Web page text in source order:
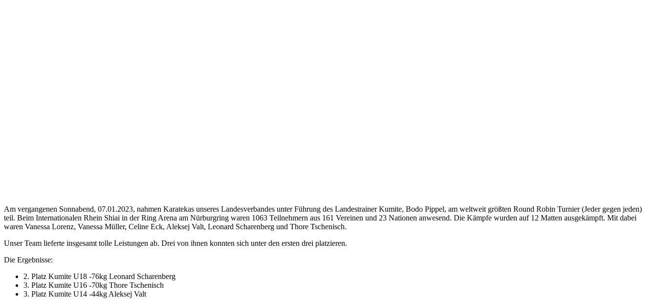
Am vergangenen Sonnabend, 07.01.2023, nahmen Karatekas unseres Landesverbandes unter Führung des Landestrainer Kumite, Bodo Pippel, am weltweit größten Round Robin Turnier (Jeder gegen jeden)
teil. Beim Internationalen Rhein Shiai in der Ring Arena am Nürburgring waren 1063 Teilnehmern aus 161 Vereinen und 23 Nationen anwesend. Die Kämpfe wurden auf 12 Matten ausgekämpft. Mit dabei
waren Vanessa Lorenz, Vanessa Müller, Celine Eck, Aleksej Valt, Leonard Scharenberg und Thore Tschenisch.
Unser Team lieferte insgesamt tolle Leistungen ab. Drei von ihnen konnten sich unter den ersten drei platzieren.
Die Ergebnisse:
2. Platz Kumite U18 -76kg Leonard Scharenberg
3. Platz Kumite U16 -70kg Thore Tschenisch
3. Platz Kumite U14 -44kg Aleksej Valt